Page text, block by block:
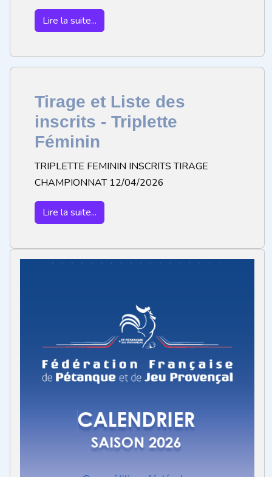
Lire la suite...
Tirage et Liste des
inscrits - Triplette
Féminin
TRIPLETTE FEMININ INSCRITS TIRAGE
CHAMPIONNAT 12/04/2026
Lire la suite...